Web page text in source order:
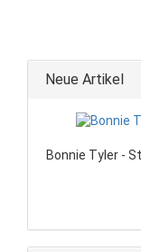
Neue Artikel
Bonnie Tyler -